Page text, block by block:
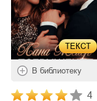
ТЕКСТ
В библиотеку
4